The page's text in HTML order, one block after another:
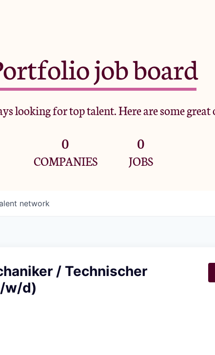
job board
looking for top talent. Here are some
0
COMPANIES
0
JOBS
network
/ Technischer
w/d)